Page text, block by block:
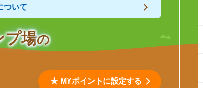
ついて
プ場の
★ MYポイントに設定する